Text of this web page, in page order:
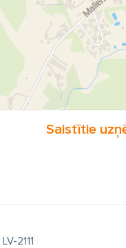
laistīšanas
sistēmas
aeratori
Saistītie
2111